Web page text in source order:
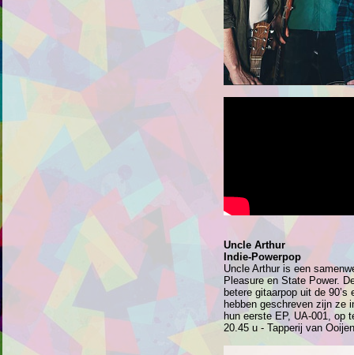
Uncle Arthur
Indie-Powerpop
Uncle Arthur is een
Pleasure en State Power.
betere gitaarpop uit de
hebben geschreven zijn ze
hun eerste EP, UA-001, op
20.45 u - Tapperij van